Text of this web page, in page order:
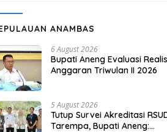
ANAMBAS
6 August 2026
Bupati Aneng Evaluasi
Anggaran Triwulan II 2026
5 August 2026
Tutup Survei Akreditasi
Tarempa, Bupati Aneng: